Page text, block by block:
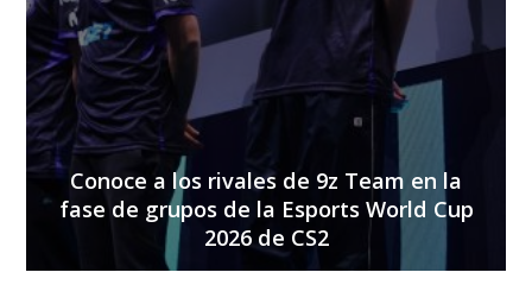
Conoce a los rivales de 9z Team en la
fase de grupos de la Esports World Cup
2026 de CS2